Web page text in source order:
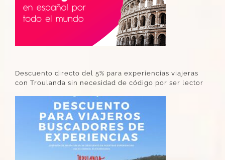
Descuento directo del 5% para experiencias viajeras
con Troulanda sin necesidad de código por ser lector